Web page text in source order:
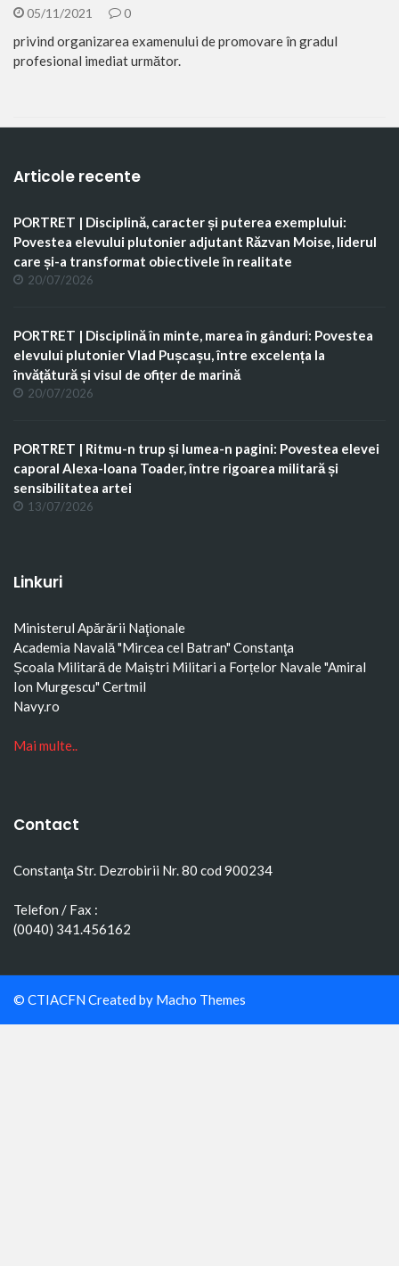
05/11/2021 0
privind organizarea examenului de promovare în gradul
profesional imediat următor.
Articole recente
PORTRET | Disciplină, caracter și puterea exemplului:
Povestea elevului plutonier adjutant Răzvan Moise, liderul
care și-a transformat obiectivele în realitate
20/07/2026
PORTRET | Disciplină în minte, marea în gânduri: Povestea
elevului plutonier Vlad Pușcașu, între excelența la
învățătură și visul de ofițer de marină
20/07/2026
PORTRET | Ritmu-n trup și lumea-n pagini: Povestea elevei
caporal Alexa-Ioana Toader, între rigoarea militară și
sensibilitatea artei
13/07/2026
Linkuri
Ministerul Apărării Naţionale
Academia Navală "Mircea cel Batran" Constanţa
Școala Militară de Maiștri Militari a Forțelor Navale "Amiral
Ion Murgescu" Certmil
Navy.ro
Mai multe..
Contact
Constanţa Str. Dezrobirii Nr. 80 cod 900234
Telefon / Fax :
(0040) 341.456162
© CTIACFN Created by Macho Themes